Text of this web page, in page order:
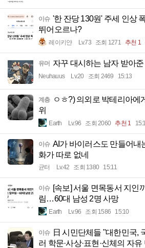
이슈 '한 잔당 130원' 주세 인상
뛰어오르나?
레이키얀 Lv.73 조회 1271 추천 1
유머 자꾸 대시하는 남자 받아
Neuhauus Lv.20 조회 2469 15:13
계층
ㅇㅎ?) 의외로 박테리아에
위
Earth Lv.96 조회 2060 추천 1
이슈 AI가 바이러스도 만들어
화가 따로 없네
균터 Lv.42 조회 1380 15:11
이슈 [속보] 서울 면목동서 지인
림…60대 남성 2명 사망
Earth Lv.96 조회 1586 15:10
이슈
日 시민단체들 "대한민국,
러 학문·사상·표현·신체의 자